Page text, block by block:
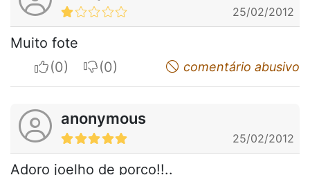
25/02/2012
Muito fote
I apreciateI do not appreciatecomentário abusivo
anonymous
25/02/2012
Adoro joelho de porco!!..